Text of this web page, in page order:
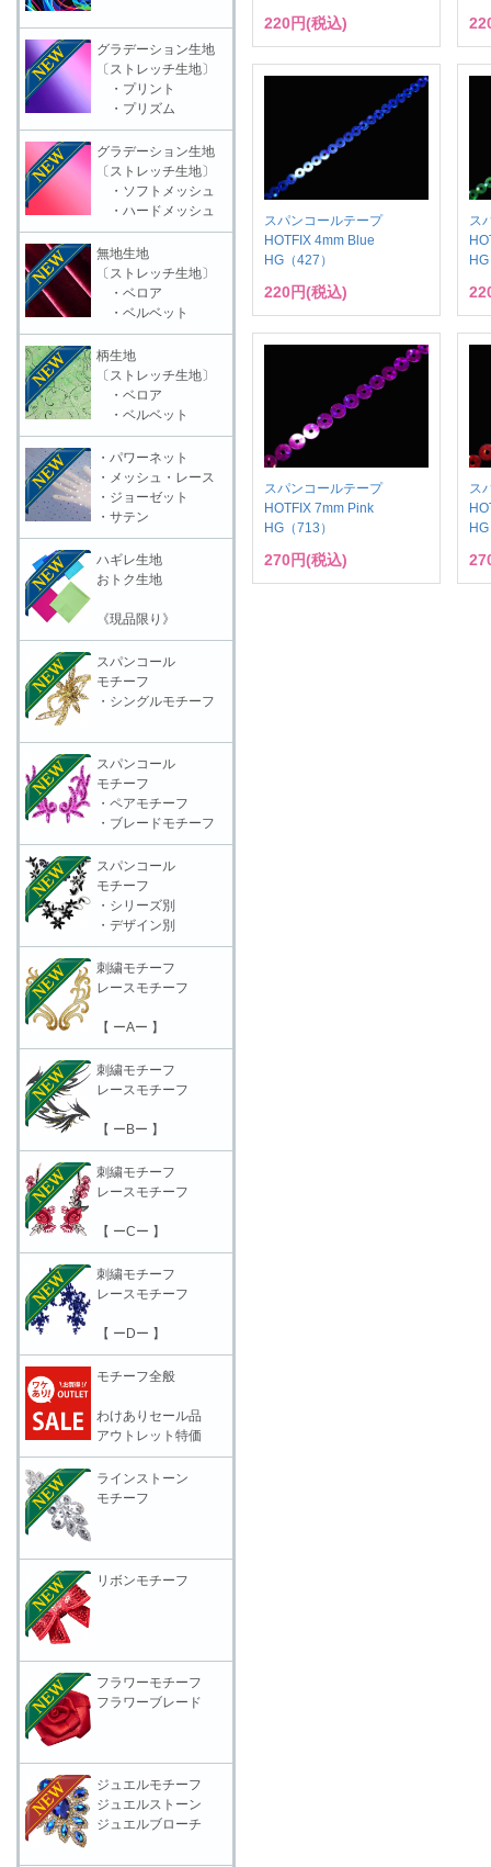
220円(税込)
スパンコールテープ
HOTFIX 4mm Blue
HG（427）
220円(税込)
ス
スパンコールテープ
HOTFIX 7mm Pink
HG（713）
270円(税込)
ス
グラデーション生地
〔ストレッチ生地〕
・プリント
・プリズム
グラデーション生地
〔ストレッチ生地〕
・ソフトメッシュ
・ハードメッシュ
無地生地
〔ストレッチ生地〕
・ベロア
・ベルベット
柄生地
〔ストレッチ生地〕
・ベロア
・ベルベット
・パワーネット
・メッシュ・レース
・ジョーゼット
・サテン
ハギレ生地
おトク生地
《現品限り》
スパンコール
モチーフ
・シングルモチーフ
スパンコール
モチーフ
・ペアモチーフ
・ブレードモチーフ
スパンコール
モチーフ
・シリーズ別
・デザイン別
刺繍モチーフ
レースモチーフ
【 ーAー 】
刺繍モチーフ
レースモチーフ
【 ーBー 】
刺繍モチーフ
レースモチーフ
【 ーCー 】
刺繍モチーフ
レースモチーフ
【 ーDー 】
モチーフ全般
わけありセール品
アウトレット特価
ラインストーン
モチーフ
リボンモチーフ
フラワーモチーフ
フラワーブレード
ジュエルモチーフ
ジュエルストーン
ジュエルブローチ